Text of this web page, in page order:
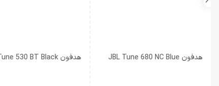
هدفون JBL Tune 680 NC Blue هدفون JBL Tune 530 BT Black